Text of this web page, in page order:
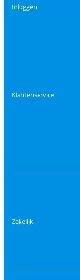
Inloggen
Klantenservice
Zakelijk